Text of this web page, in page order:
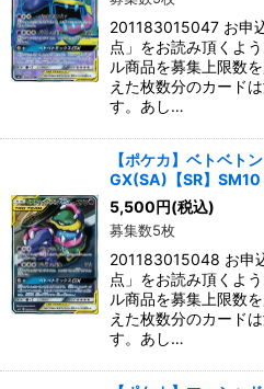
201183015047 お申
点」をお読み頂くよ
ル商品を募集上限数
えた枚数分のカード
す。あし…
【ポケカ】ベトベト
GX(SA)【SR】
5,500円(税込)
募集数5枚
201183015048 お申
点」をお読み頂くよ
ル商品を募集上限数
えた枚数分のカード
す。あし…